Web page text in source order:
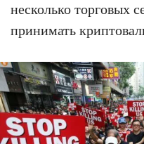
несколько торговых
принимать